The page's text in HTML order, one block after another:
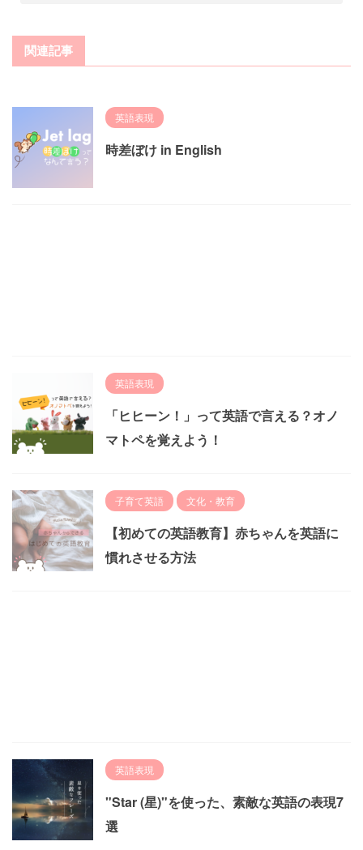
関連記事
英語表現
時差ぼけ in English
英語表現
「ヒヒーン！」って英語で言える？オノ
マトペを覚えよう！
子育て英語 文化・教育
【初めての英語教育】赤ちゃんを英語に
慣れさせる方法
英語表現
"Star (星)"を使った、素敵な英語の表現7
選